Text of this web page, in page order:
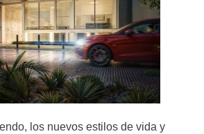
los nuevos estilos de vida y